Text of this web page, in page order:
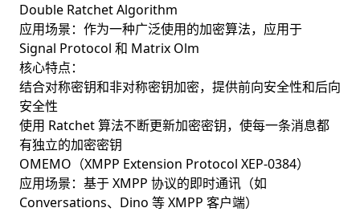
Double Ratchet Algorithm
应用场景：作为一种广泛使用的加密算法，应用于
Signal Protocol 和 Matrix Olm
核心特点：
结合对称密钥和非对称密钥加密，提供前向安全性和后向
安全性
使用 Ratchet 算法不断更新加密密钥，使每一条消息都
有独立的加密密钥
OMEMO（XMPP Extension Protocol XEP-0384）
应用场景：基于 XMPP 协议的即时通讯（如
Conversations、Dino 等 XMPP 客户端）